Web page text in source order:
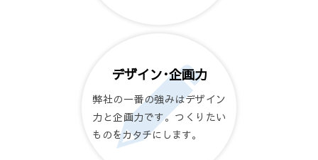
デザイン･企画力
弊社の一番の強みはデザイン
力と企画力です。つくりたい
ものをカタチにします。